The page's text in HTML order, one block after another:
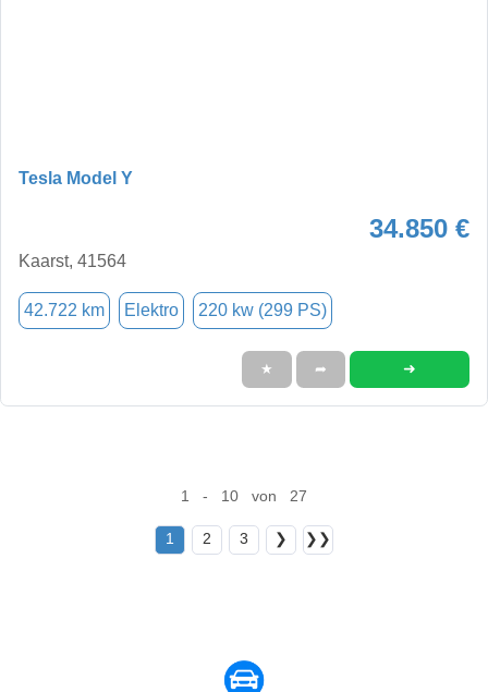
Tesla Model Y
34.850 €
Kaarst, 41564
42.722 km Elektro 220 kw (299 PS)
★ ➦ ➜
1 - 10 von 27
1 2 3 ❯ ❯❯